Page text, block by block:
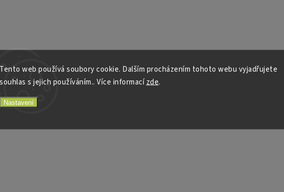
Tento web používá soubory cookie. Dalším procházením tohoto webu vyjadřujete
souhlas s jejich používáním.. Více informacízde.
Nastavení